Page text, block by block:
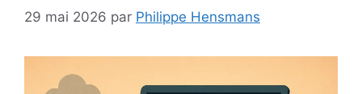
29 mai 2026 par Philippe Hensmans